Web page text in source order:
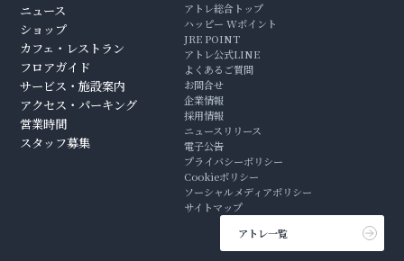
ニュース
ショップ
カフェ・レストラン
フロアガイド
サービス・施設案内
アクセス・パーキング
営業時間
スタッフ募集
アトレ総合トップ
ハッピー Wポイント
JRE POINT
アトレ公式LINE
よくあるご質問
お問合せ
企業情報
採用情報
ニュースリリース
電子公告
プライバシーポリシー
Cookieポリシー
ソーシャルメディアポリシー
サイトマップ
アトレ一覧